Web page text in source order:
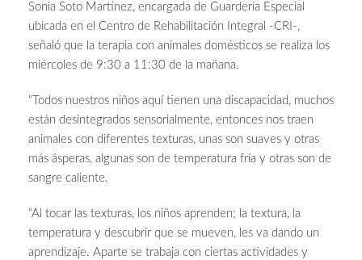
Sonia Soto Martínez, encargada de Guardería Especial
ubicada en el Centro de Rehabilitación Integral -CRI-,
señaló que la terapia con animales domésticos se realiza los
miércoles de 9:30 a 11:30 de la mañana.
“Todos nuestros niños aquí tienen una discapacidad, muchos
están desintegrados sensorialmente, entonces nos traen
animales con diferentes texturas, unas son suaves y otras
más ásperas, algunas son de temperatura fría y otras son de
sangre caliente.
“Al tocar las texturas, los niños aprenden; la textura, la
temperatura y descubrir que se mueven, les va dando un
aprendizaje. Aparte se trabaja con ciertas actividades y